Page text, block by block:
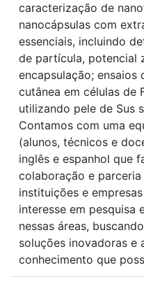
caracterização de
nanocápsulas com
essenciais, incluindo
de partícula, potencial
encapsulação; ensaios
cutânea em células de
utilizando pele de Sus
Contamos com uma
(alunos, técnicos e
inglês e espanhol que
colaboração e
instituições e
interesse em pesquisa
nessas áreas,
soluções inovadoras e
conhecimento que